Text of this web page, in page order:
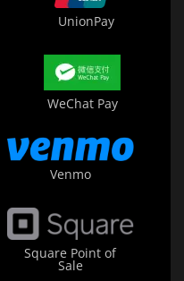
UnionPay
WeChat Pay
Venmo
Square Point of
Sale